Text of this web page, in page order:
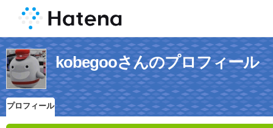
kobegooさんのプロフィール
プロフィール